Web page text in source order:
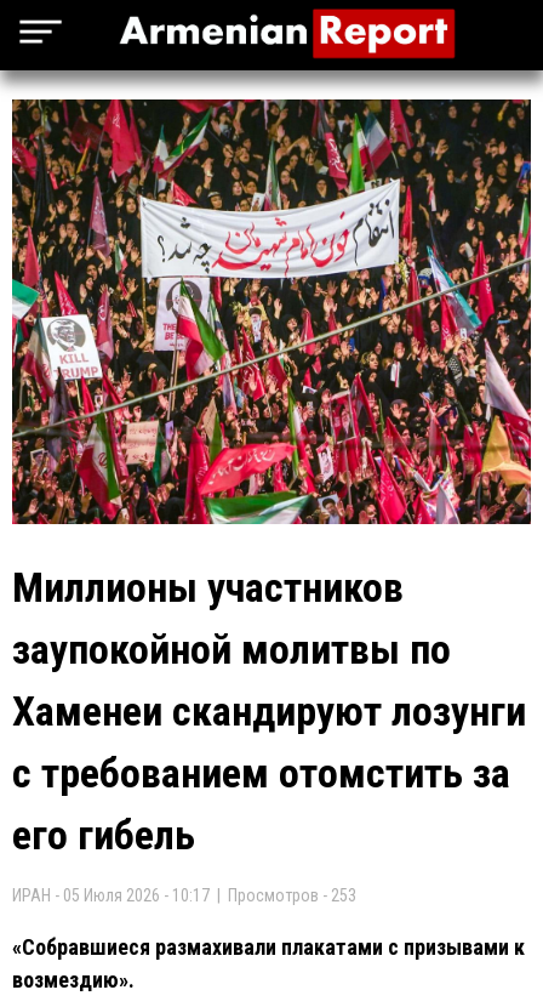
Миллионы участников
заупокойной молитвы по
Хаменеи скандируют лозунги
с требованием отомстить за
его гибель
ИРАН - 05 Июля 2026 - 10:17 | Просмотров - 253
«Собравшиеся размахивали плакатами с призывами к
возмездию».